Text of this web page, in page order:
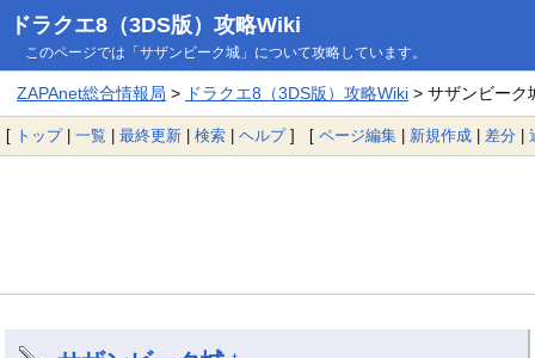
ドラクエ8（3DS版）攻略Wiki
このページでは「サザンビーク城」について攻略しています。
ZAPAnet総合情報局 > ドラクエ8（3DS版）攻略Wiki> サザンビーク
[ トップ| 一覧 | 最終更新 | 検索 | ヘルプ] [ ページ編集 | 新規作成 | 差分 |